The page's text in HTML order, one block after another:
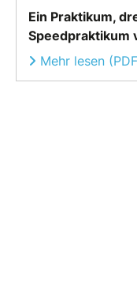
Ein Praktikum,
Speedpraktikum
Mehr lesen